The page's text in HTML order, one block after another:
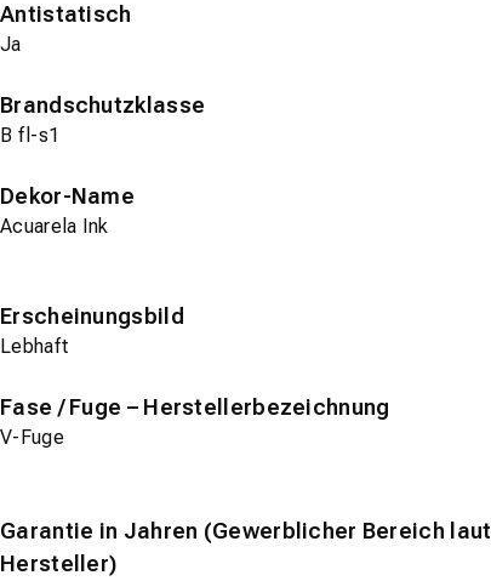
Antistatisch
Ja
Brandschutzklasse
B fl-s1
Dekor-Name
Acuarela Ink
Erscheinungsbild
Lebhaft
Fase / Fuge – Herstellerbezeichnung
V-Fuge
Garantie in Jahren (Gewerblicher Bereich laut
Hersteller)